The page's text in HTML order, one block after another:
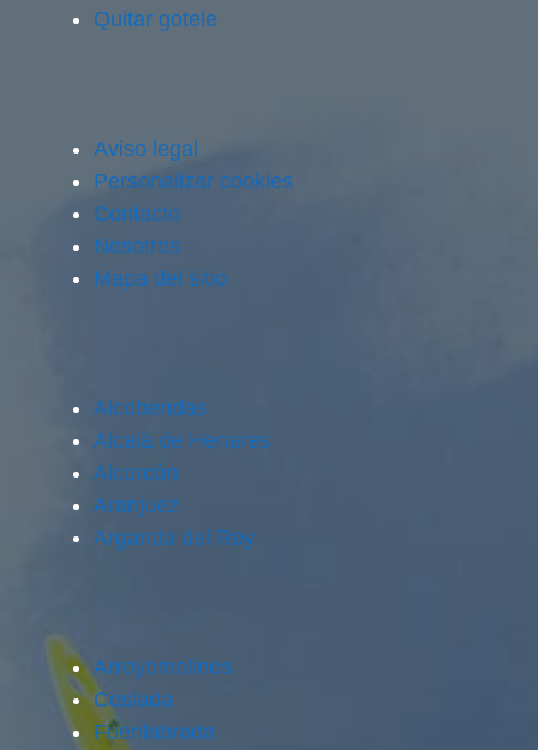
Quitar gotele
Aviso legal
Personalizar cookies
Contacto
Nosotros
Mapa del sitio
Alcobendas
Alcalá de Henares
Alcorcón
Aranjuez
Arganda del Rey
Arroyomolinos
Coslada
Fuenlabrada